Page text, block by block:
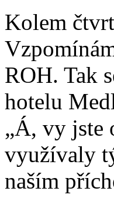
Kolem
ROH. Tak
hotelu
„Á, vy jste
využívaly
naším